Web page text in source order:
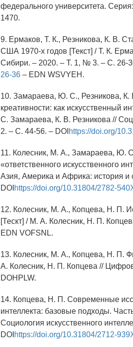
федерального университета.
1470.
9. Ермаков, Т. К., Резникова, К. В.
США 1970-х годов [Текст] / Т. К.
Сибири. – 2020. – Т. 1, № 3. – С. 26-
26-36 – EDN WSVYEH.
10. Замараева, Ю. С., Резникова, К.
креативности: как искусственный
С. Замараева, К. В. Резникова //
2. – С. 44-56. – DOI https://doi.org/
11. Колесник, М. А., Замараева, Ю.
«ответственного искусственного
Азия, Америка и Африка: история
DOI https://doi.org/10.31804/2782-
12. Колесник, М. А., Копцева, Н. П.
[Тескт] / М. А. Колесник, Н. П.
EDN VOFSNL.
13. Колесник, М. А., Копцева, Н. П.
А. Колесник, Н. П. Копцева //
DOHPLW.
14. Копцева, Н. П. Современные
интеллекта: базовые подходы.
Социология искусственного
DOI https://doi.org/10.31804/2712-